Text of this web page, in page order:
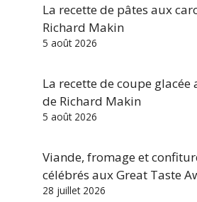
La recette de pâtes aux
Richard Makin
5 août 2026
La recette de coupe
de Richard Makin
5 août 2026
Viande, fromage et
célébrés aux Great Taste
28 juillet 2026